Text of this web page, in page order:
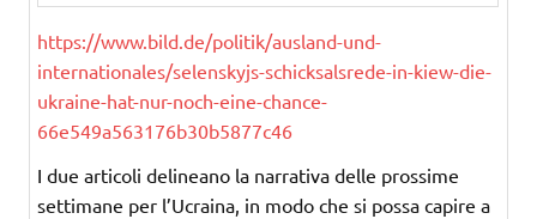
https://www.bild.de/politik/ausland-und-
internationales/selenskyjs-schicksalsrede-in-kiew-die-
ukraine-hat-nur-noch-eine-chance-
66e549a563176b30b5877c46
I due articoli delineano la narrativa delle prossime
settimane per l’Ucraina, in modo che si possa capire a